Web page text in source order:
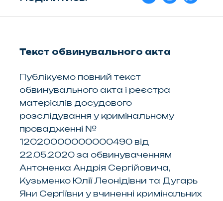
Текст обвинувального акта
Публікуємо повний текст
обвинувального акта і реєстра
матеріалів досудового
розслідування у кримінальному
провадженні №
12020000000000490 від
22.05.2020 за обвинуваченням
Антоненка Андрія Сергійовича,
Кузьменко Юлії Леонідівни та Дугарь
Яни Сергіївни у вчиненні кримінальних